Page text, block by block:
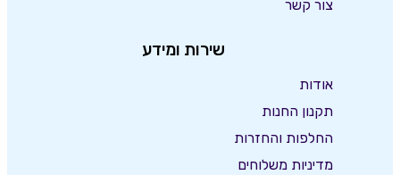
צור קשר
שירות ומידע
אודות
תקנון החנות
החלפות והחזרות
מדיניות משלוחים